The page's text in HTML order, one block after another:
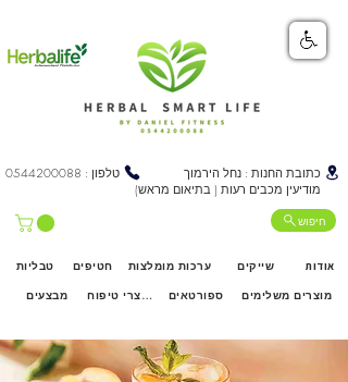
כתובת החנות : נחל הירמוך
מודיעין מכבים רעות ( בתיאום מראש)
טלפון : 0544200088
חיפוש
אודות שייקים ערכות מומלצות חטיפים
מוצרי טיפוח ספורטאים
טבליות
מוצרים משלימים מבצעים